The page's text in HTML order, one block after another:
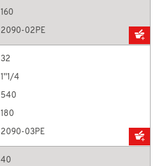
160
2090-02PE
32
1''1/4
540
180
2090-03PE
40